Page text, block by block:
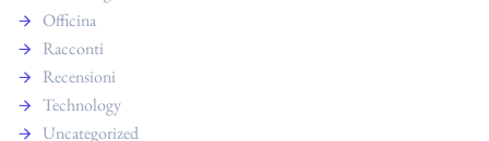
Officina
Racconti
Recensioni
Technology
Uncategorized